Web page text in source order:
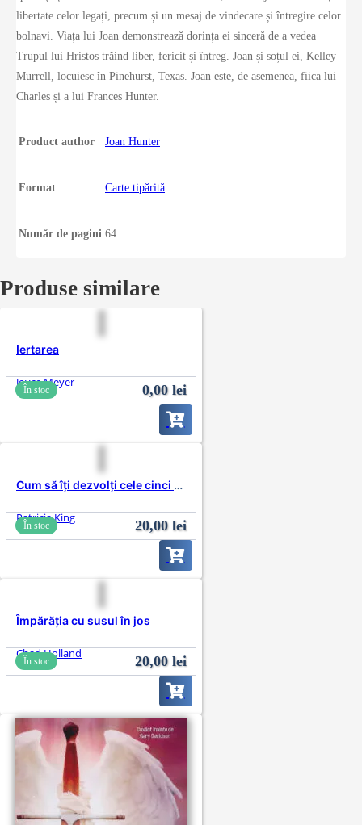
libertate celor legați, precum și un mesaj de vindecare și întregire celor
bolnavi. Viața lui Joan demonstrează dorința ei sinceră de a vedea
Trupul lui Hristos trăind liber, fericit și întreg. Joan și soțul ei, Kelley
Murrell, locuiesc în Pinehurst, Texas. Joan este, de asemenea, fiica lui
Charles și a lui Frances Hunter.
Product author Joan Hunter
Format Carte tipărită
Număr de pagini 64
Produse similare
Iertarea
Joyce Meyer
În stoc 0,00 lei
Cum să îți dezvolți cele cinci simțuri spirituale
Patricia King
În stoc 20,00 lei
Împărăția cu susul în jos
Chad Holland
În stoc 20,00 lei